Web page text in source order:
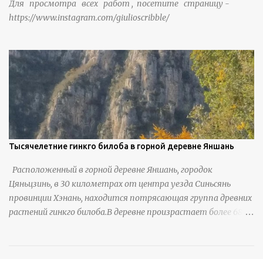
Для просмотра всех работ , посетите страницу -
https://www.instagram.com/giulioscribble/
Тысячелетние гинкго билоба в горной деревне Яншань
Расположенный в горной деревне Яншань, городок
Цяньцзинь, в 30 километрах от центра уезда Синьсянь
провинции Хэнань, находится потрясающая группа древних
растений гинкго билоба.В деревне произрастает более 6800